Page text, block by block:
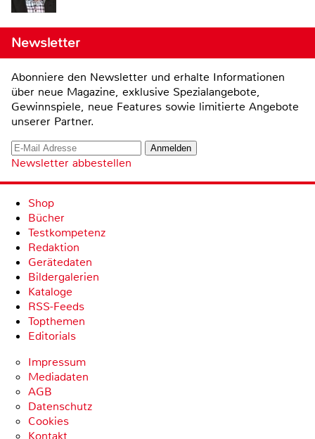
Newsletter
Abonniere den Newsletter und erhalte Informationen
über neue Magazine, exklusive Spezialangebote,
Gewinnspiele, neue Features sowie limitierte Angebote
unserer Partner.
Newsletter abbestellen
Shop
Bücher
Testkompetenz
Redaktion
Gerätedaten
Bildergalerien
Kataloge
RSS-Feeds
Topthemen
Editorials
Impressum
Mediadaten
AGB
Datenschutz
Cookies